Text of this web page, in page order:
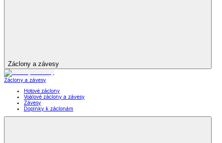
Záclony a závesy
Záclony a závesy
Hotové záclony
Voálové záclony a závesy
Závesy
Doplnky k záclonám